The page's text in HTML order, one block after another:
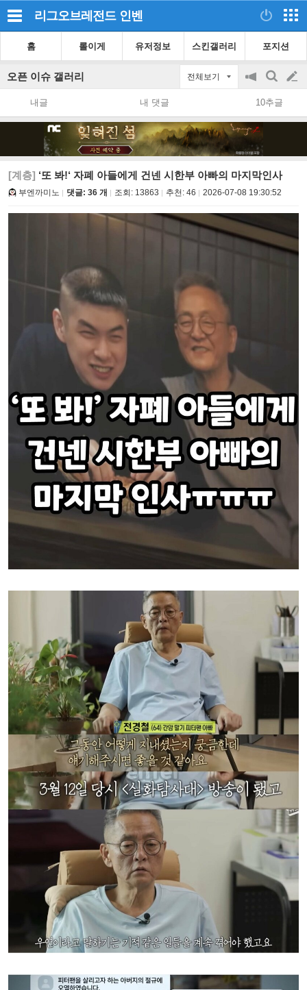
리그오브레전드 인벤
홈 롤이게 유저정보 스킨갤러리 포지션
오픈 이슈 갤러리 전체보기
공
지
on/off
검
색
글
쓰
내글 내 댓글 10추글
[계층] ‘또 봐!‘ 자폐 아들에게 건넨 시한부 아빠의 마지막인사
부엔까미노 댓글: 36 개 조회: 13863 추천: 46 2026-07-08 19:30:52